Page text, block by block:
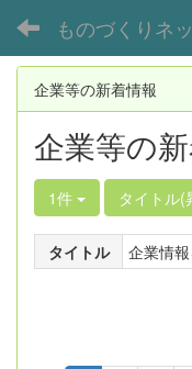
ものづくりネ
企業等の新着情報
企業等の
1件 タイトル(
タイトル 企業情